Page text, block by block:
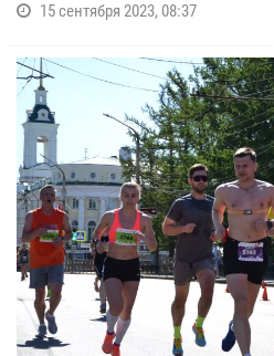
15 сентября 2023, 08:37